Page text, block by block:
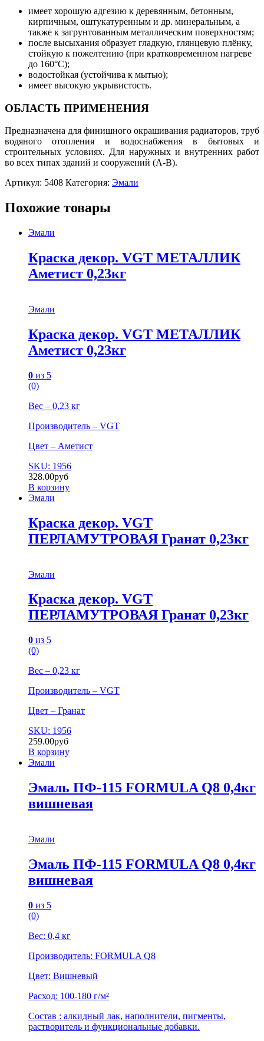
имеет хорошую адгезию к деревянным, бетонным,
кирпичным, оштукатуренным и др. минеральным, а
также к загрунтованным металлическим поверхностям;
после высыхания образует гладкую, глянцевую плёнку,
стойкую к пожелтению (при кратковременном нагреве
до 160°С);
водостойкая (устойчива к мытью);
имеет высокую укрывистость.
ОБЛАСТЬ ПРИМЕНЕНИЯ
Предназначена для финишного окрашивания радиаторов, труб
водяного отопления и водоснабжения в бытовых и
строительных условиях. Для наружных и внутренних работ
во всех типах зданий и сооружений (А-В).
Артикул: 5408 Категория: Эмали
Похожие товары
Эмали
Краска декор. VGT МЕТАЛЛИК
Аметист 0,23кг
Эмали
Краска декор. VGT МЕТАЛЛИК
Аметист 0,23кг
0 из 5
(0)
Вес – 0,23 кг
Производитель – VGT
Цвет – Аметист
SKU: 1956
328.00руб
В корзину
Эмали
Краска декор. VGT
ПЕРЛАМУТРОВАЯ Гранат 0,23кг
Эмали
Краска декор. VGT
ПЕРЛАМУТРОВАЯ Гранат 0,23кг
0 из 5
(0)
Вес – 0,23 кг
Производитель – VGT
Цвет – Гранат
SKU: 1956
259.00руб
В корзину
Эмали
Эмаль ПФ-115 FORMULA Q8 0,4кг
вишневая
Эмали
Эмаль ПФ-115 FORMULA Q8 0,4кг
вишневая
0 из 5
(0)
Вес: 0,4 кг
Производитель: FORMULA Q8
Цвет: Вишневый
Расход: 100-180 г/м²
Состав : алкидный лак, наполнители, пигменты,
растворитель и функциональные добавки.